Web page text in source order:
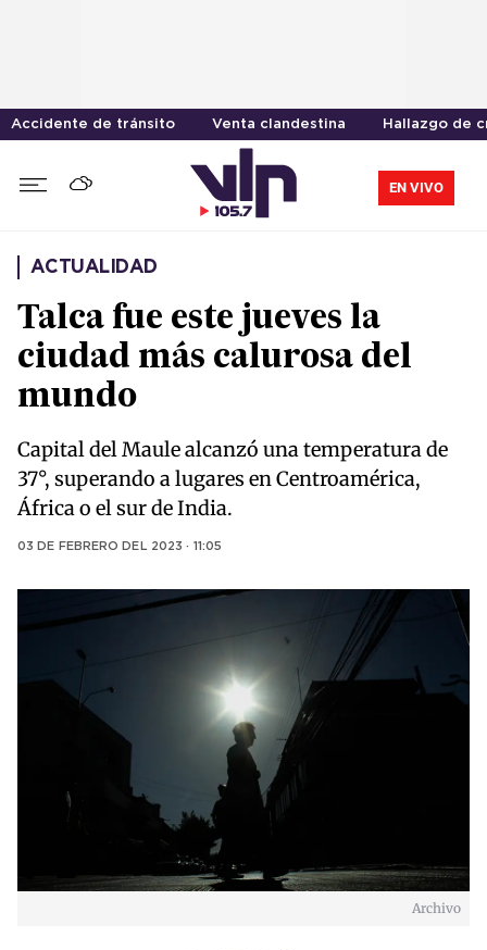
Accidente de tránsito Venta clandestina Hallazgo de
EN VIVO
ACTUALIDAD
Talca fue este jueves la
ciudad más calurosa del
mundo
Capital del Maule alcanzó una temperatura de
37°, superando a lugares en Centroamérica,
África o el sur de India.
03 DE FEBRERO DEL 2023 · 11:05
Archivo